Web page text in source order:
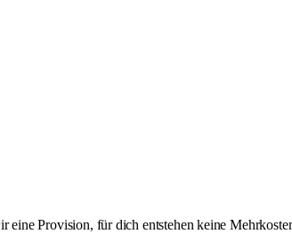
Provision, für dich entstehen keine